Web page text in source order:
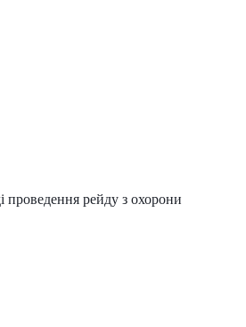
проведення рейду з охорони